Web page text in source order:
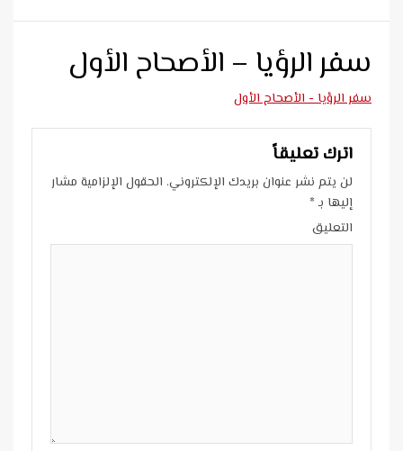
سفر الرؤيا – الأصحاح الأول
سفر الرؤيا - الأصحاح الأول
اترك تعليقاً
لن يتم نشر عنوان بريدك الإلكتروني. الحقول الإلزامية مشار
إليها بـ*
التعليق